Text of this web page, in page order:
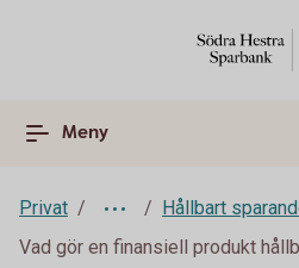
Meny
Privat
Hållbart
Vad gör en finansiell produkt